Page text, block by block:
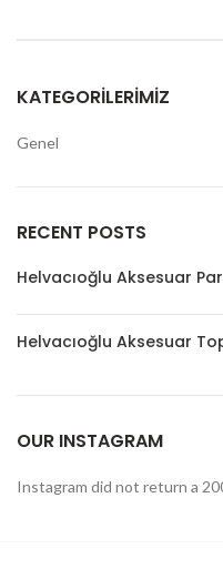
KATEGORILERIMIZ
Genel
RECENT POSTS
Helvacıoğlu Aksesuar
Helvacıoğlu Aksesuar
OUR INSTAGRAM
Instagram did not return a